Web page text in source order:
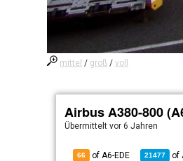
mittel / groß /voll
Airbus A380-800
Übermitteltvor 6 Jahren
66 of A6-EDE 21477 of